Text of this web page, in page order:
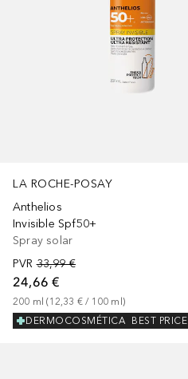
LA ROCHE-POSAY
Anthelios
Invisible Spf50+
Spray solar
PVR 33,99 €
24,66 €
200 ml (12,33 € / 100 ml)
DERMOCOSMÉTICA
BEST PRICE